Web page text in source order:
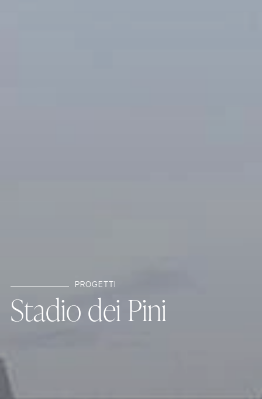
PROGETTI
StadiodeiPini